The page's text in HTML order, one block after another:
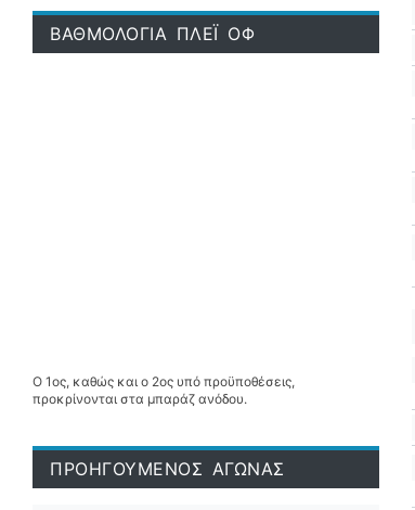
ΒΑΘΜΟΛΟΓΙΑ ΠΛΕΪ ΟΦ
Ο 1ος, καθώς και ο 2ος υπό προϋποθέσεις,
προκρίνονται στα μπαράζ ανόδου.
ΠΡΟΗΓΟΥΜΕΝΟΣ ΑΓΩΝΑΣ